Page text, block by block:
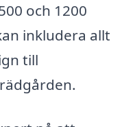
och 1200
inkludera allt
till